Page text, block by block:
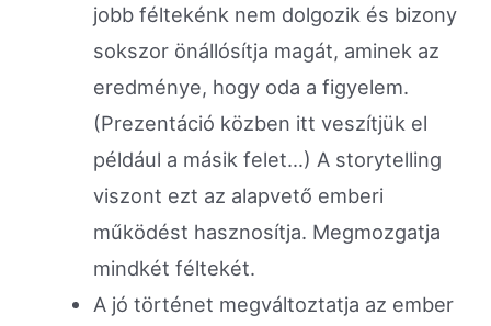
jobb féltekénk nem dolgozik és bizony
sokszor önállósítja magát, aminek az
eredménye, hogy oda a figyelem.
(Prezentáció közben itt veszítjük el
például a másik felet…) A storytelling
viszont ezt az alapvető emberi
működést hasznosítja. Megmozgatja
mindkét féltekét.
A jó történet megváltoztatja az ember